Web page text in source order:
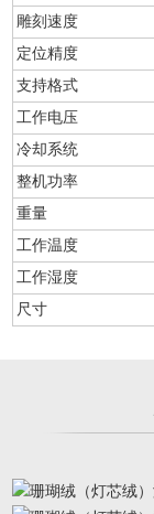
雕刻速度
定位精度
支持格式
工作电压
冷却系统
整机功率
重量
工作温度
工作湿度
尺寸